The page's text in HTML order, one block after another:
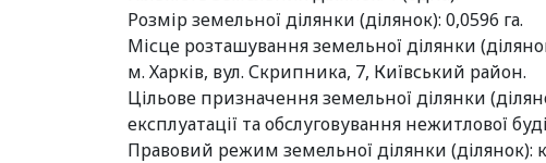
Розмір земельної ділянки (ділянок): 0,0596 га.
Місце розташування земельної ділянки
м. Харків, вул. Скрипника, 7, Київський район.
Цільове призначення земельної ділянки
експлуатації та обслуговування нежитлової
Правовий режим земельної ділянки (ділянок):